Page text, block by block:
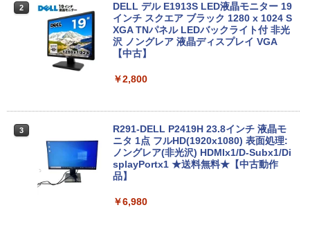
＼★最大2555円OFFクーポン★／【内蔵
テンキー搭載】中古ノートパソコン 中古
メモリ 4GB 新品SSD 256GB 15.6インチ
C 中古ノートPC
￥12,555
in11搭載 パソコンノートパソコンoffice
2
DELL デル E1913S LED液晶モニター 19
インチ スクエア ブラック 1280 x 1024 S
XGA TNパネル LEDバックライト付 非光
沢 ノングレア 液晶ディスプレイ VGA
【中古】
￥2,800
3
R291-DELL P2419H 23.8インチ 液晶モ
ニタ 1点 フルHD(1920x1080) 表面処理:
ノングレア(非光沢) HDMIx1/D-Subx1/Di
splayPortx1 ★送料無料★【中古動作
品】
￥6,980